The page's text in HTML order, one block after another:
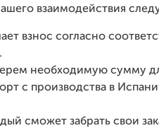
взаимодействия
взнос согласно
необходимую сумму
с производства в
сможет забрать свои